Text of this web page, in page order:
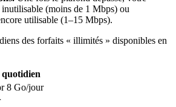
(moins de 1 Mbps) ou
utilisable (1–15 Mbps).
des forfaits « illimités » disponibles en
8 Go/jour